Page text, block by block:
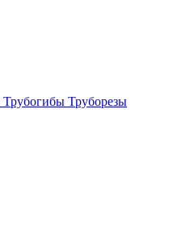
Трубогибы Труборезы